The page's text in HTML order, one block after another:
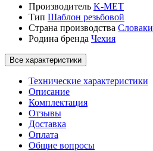
Производитель K-MET
Тип Шаблон резьбовой
Страна производства
Родина бренда Чехия
Все характеристики
Технические характеристики
Описание
Комплектация
Отзывы
Доставка
Оплата
Общие вопросы